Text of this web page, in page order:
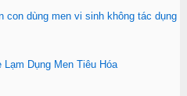
con dùng men vi sinh không tác dụng
Dụng Men Tiêu Hóa